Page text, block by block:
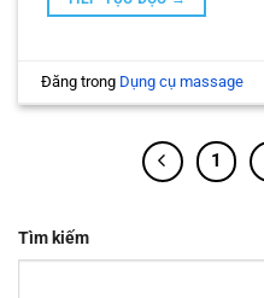
Đăng trong Dụng cụ massage
1
Tìm kiếm